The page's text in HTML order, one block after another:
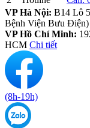
VP Hà Nội: B14 Lô
Bệnh Viện Bưu Điện)
VP Hồ Chí Minh:
HCM Chi tiết
(8h-19h)